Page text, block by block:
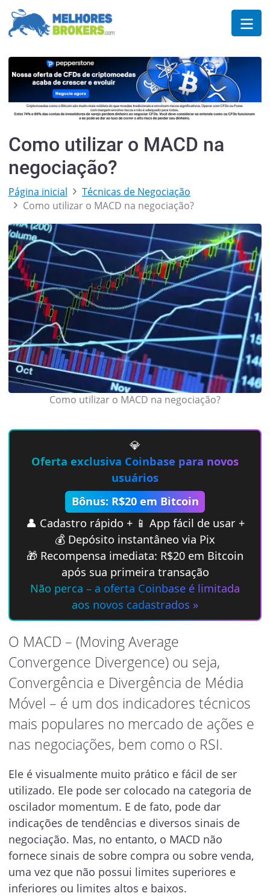
Como utilizar o MACD na
negociação?
Página inicial
Técnicas de Negociação
Como utilizar o MACD na negociação?
Como utilizar o MACD na negociação?
💎
Oferta exclusiva Coinbase para novos
usuários
Bônus: R$20 em Bitcoin
👤 Cadastro rápido + 📱 App fácil de usar +
💰 Depósito instantâneo via Pix
🎁 Recompensa imediata: R$20 em Bitcoin
após sua primeira transação
Não perca – a oferta Coinbase é limitada
aos novos cadastrados »
O MACD – (Moving Average
Convergence Divergence) ou seja,
Convergência e Divergência de Média
Móvel – é um dos indicadores técnicos
mais populares no mercado de ações e
nas negociações, bem como o RSI.
Ele é visualmente muito prático e fácil de ser
utilizado. Ele pode ser colocado na categoria de
oscilador momentum. E de fato, pode dar
indicações de tendências e diversos sinais de
negociação. Mas, no entanto, o MACD não
fornece sinais de sobre compra ou sobre venda,
uma vez que não possui limites superiores e
inferiores ou limites altos e baixos.